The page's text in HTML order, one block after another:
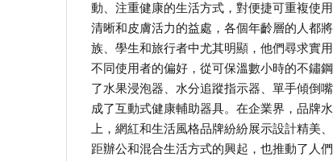
動、注重健康的生活方式，對便捷可重複使
清晰和皮膚活力的益處，各個年齡層的人都
族、學生和旅行者中尤其明顯，他們尋求實
不同使用者的偏好，從可保溫數小時的不鏽
了水果浸泡器、水分追蹤指示器、單手傾倒
成了互動式健康輔助器具。在企業界，品牌
上，網紅和生活風格品牌紛紛展示設計精美
距辦公和混合生活方式的興起，也推動了人